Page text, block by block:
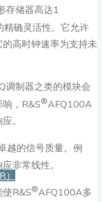
存储器高达1
确灵活性。它允许
高时钟速率为支持未
调制器之类的模块会
，R&S®AFQ100A
。
越的信号质量。例
非常线性。
R&S®AFQ100A多